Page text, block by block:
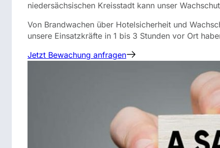
niedersächsischen Kreisstadt kann unser
Von Brandwachen über Hotelsicherheit und
unsere Einsatzkräfte in 1 bis 3 Stunden vor Ort
Jetzt Bewachung anfragen